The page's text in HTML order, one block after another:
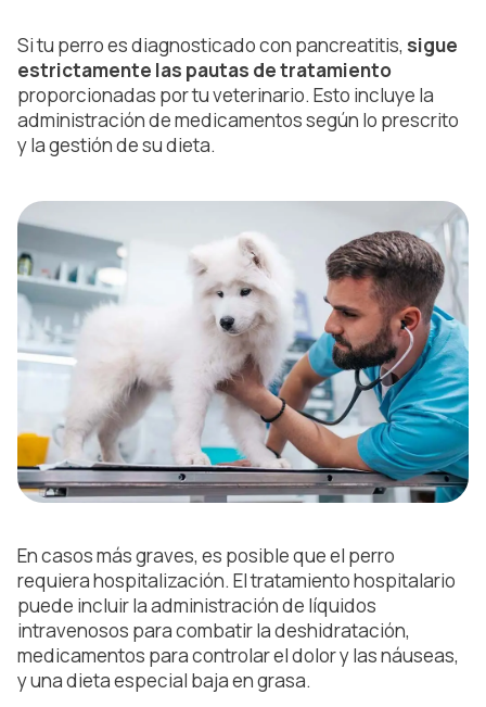
Si tu perro es diagnosticado con pancreatitis, sigue
estrictamente las pautas de tratamiento
proporcionadas por tu veterinario. Esto incluye la
administración de medicamentos según lo prescrito
y la gestión de su dieta.
En casos más graves, es posible que el perro
requiera hospitalización. El tratamiento hospitalario
puede incluir la administración de líquidos
intravenosos para combatir la deshidratación,
medicamentos para controlar el dolor y las náuseas,
y una dieta especial baja en grasa.